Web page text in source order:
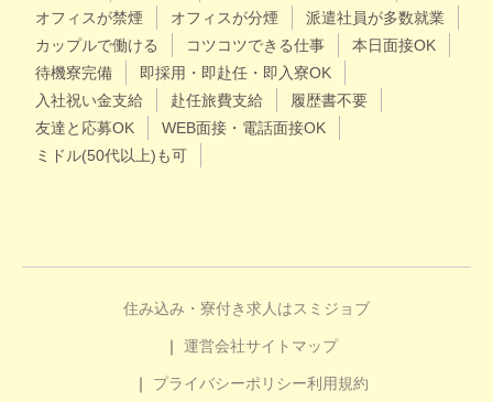
オフィスが禁煙
オフィスが分煙
派遣社員が多数就業
カップルで働ける
コツコツできる仕事
本日面接OK
待機寮完備
即採用・即赴任・即入寮OK
入社祝い金支給
赴任旅費支給
履歴書不要
友達と応募OK
WEB面接・電話面接OK
ミドル(50代以上)も可
住み込み・寮付き求人はスミジョブ
運営会社サイトマップ
プライバシーポリシー利用規約